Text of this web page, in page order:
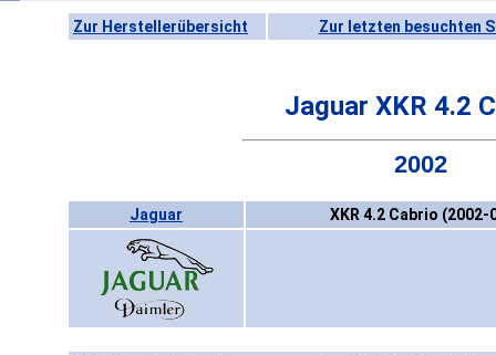
Zur Herstellerübersicht Zur letzten besuchten
Jaguar XKR 4.2
2002
Jaguar XKR 4.2 Cabrio (2002-